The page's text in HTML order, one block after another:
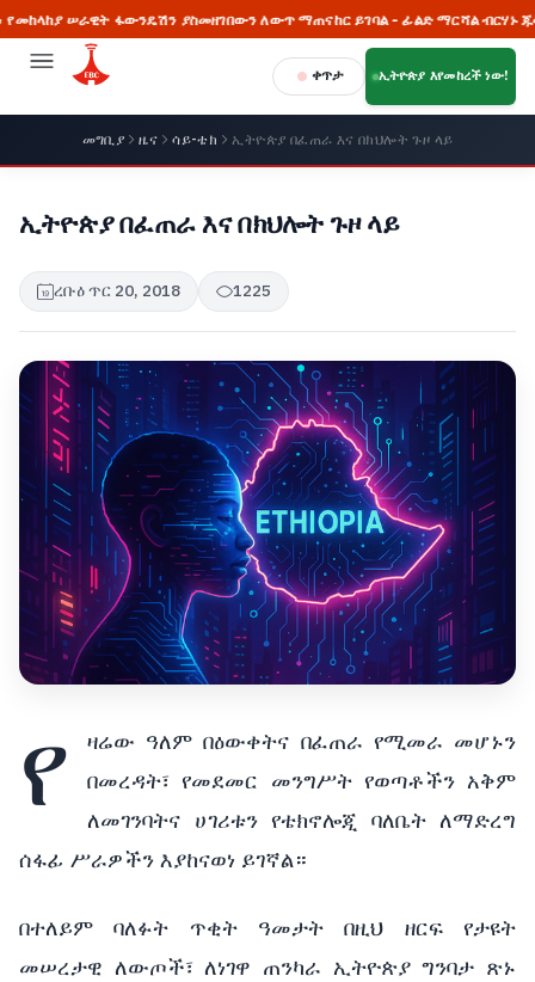
ሠራዊት ፋውንዴሽን ያስመዘገበውን ለውጥ ማጠናከር ይገባል - ፊልድ ማርሻል ብርሃኑ ጁላ
ቀጥታ ኢትዮጵያ እየመከረች ነው!
መግቢያ ዜና ሳይ-ቴክ ኢትዮጵያ በፈጠራ እና በክህሎት ጉዞ ላይ
ኢትዮጵያ በፈጠራ እና በክህሎት ጉዞ ላይ
ረቡዕ ጥር 20, 2018 1225
የ
ዛሬው ዓለም በዕውቀትና በፈጠራ የሚመራ መሆኑን
በመረዳት፣ የመደመር መንግሥት የወጣቶችን አቅም
ለመገንባትና ሀገሪቱን የቴክኖሎጂ ባለቤት ለማድረግ
ሰፋፊ ሥራዎችን እያከናወነ ይገኛል።
በተለይም ባለፉት ጥቂት ዓመታት በዚህ ዘርፍ የታዩት
መሠረታዊ ለውጦች፣ ለነገዋ ጠንካራ ኢትዮጵያ ግንባታ ጽኑ